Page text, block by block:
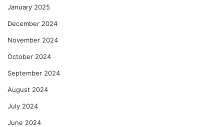
January 2025
December 2024
November 2024
October 2024
September 2024
August 2024
July 2024
June 2024